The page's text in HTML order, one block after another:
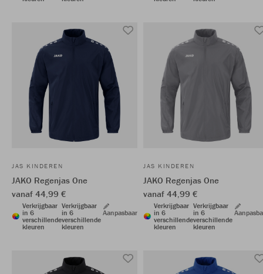
JAS KINDEREN
JAKO Regenjas One
vanaf 44,99 €
Verkrijgbaar
in 6
verschillende
kleuren
Verkrijgbaar
in 6
verschillende
kleuren
Aanpasbaar
JAS KINDEREN
JAKO Regenjas One
vanaf 44,99 €
Verkrijgbaar
in 6
verschillende
kleuren
Verkrijgbaar
in 6
verschillende
kleuren